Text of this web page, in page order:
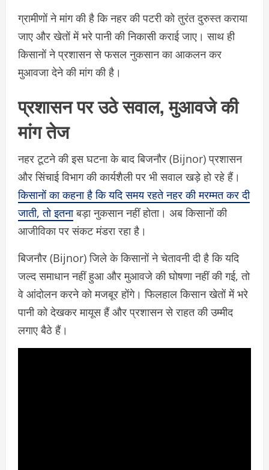
ग्रामीणों ने मांग की है कि नहर की पटरी को तुरंत दुरुस्त कराया
जाए और खेतों में भरे पानी की निकासी कराई जाए। साथ ही
किसानों ने प्रशासन से फसल नुकसान का आकलन कर
मुआवजा देने की मांग की है।
प्रशासन पर उठे सवाल, मुआवजे की
मांग तेज
नहर टूटने की इस घटना के बाद बिजनौर (Bijnor) प्रशासन
और सिंचाई विभाग की कार्यशैली पर भी सवाल खड़े हो रहे हैं।
किसानों का कहना है कि यदि समय रहते नहर की मरम्मत कर दी
जाती, तो इतनाबड़ा नुकसान नहीं होता। अब किसानों की
आजीविका पर संकट मंडरा रहा है।
बिजनौर (Bijnor) जिले के किसानों ने चेतावनी दी है कि यदि
जल्द समाधान नहीं हुआ और मुआवजे की घोषणा नहीं की गई, तो
वे आंदोलन करने को मजबूर होंगे। फिलहाल किसान खेतों में भरे
पानी को देखकर मायूस हैं और प्रशासन से राहत की उम्मीद
लगाए बैठे हैं।